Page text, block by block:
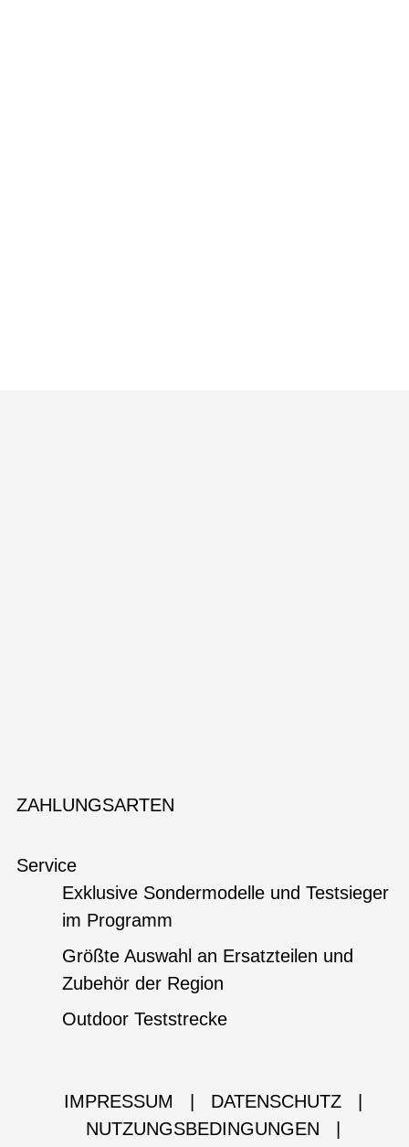
ZAHLUNGSARTEN
Service
Exklusive Sondermodelle und Testsieger
im Programm
Größte Auswahl an Ersatzteilen und
Zubehör der Region
Outdoor Teststrecke
IMPRESSUM DATENSCHUTZ
NUTZUNGSBEDINGUNGEN